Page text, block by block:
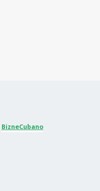
BizneCubano